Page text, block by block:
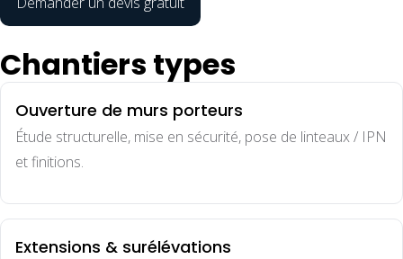
Chantiers types
Ouverture de murs porteurs
Étude structurelle, mise en sécurité, pose de linteaux / IPN
et finitions.
Extensions & surélévations